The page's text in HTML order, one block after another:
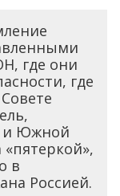
где они
где
и Южной
в
Россией.